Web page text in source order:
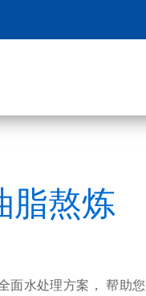
脂熬炼
面水处理方案，帮助